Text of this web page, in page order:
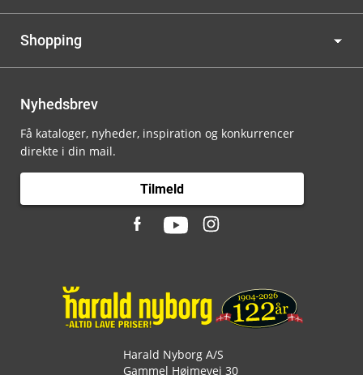
Shopping
Nyhedsbrev
Få kataloger, nyheder, inspiration og konkurrencer
direkte i din mail.
Tilmeld
Harald Nyborg A/S
Gammel Højmevej 30